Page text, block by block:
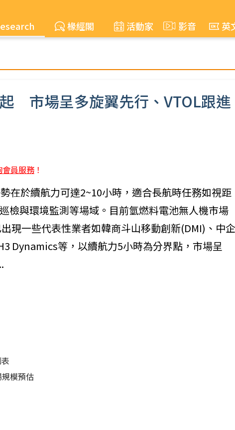
椽經閣 活動家 影音 英
市場呈多旋翼先行、VTOL跟進
會員服務 ！
在於續航力可達2~10小時，適合長航時任務如視距
檢與環境監測等場域。目前氫燃料電池無人機市場
現一些代表性業者如韓商斗山移動創新(DMI)、中企
Dynamics等，以續航力5小時為分界點，市場呈
模預估